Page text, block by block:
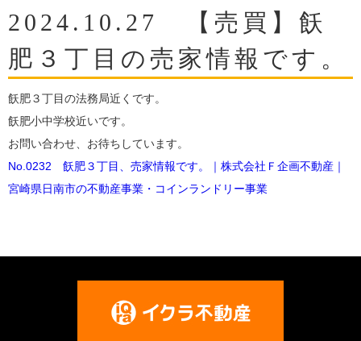
2024.10.27 【売買】飫
肥３丁目の売家情報です。
飫肥３丁目の法務局近くです。
飫肥小中学校近いです。
お問い合わせ、お待ちしています。
No.0232 飫肥３丁目、売家情報です。｜株式会社Ｆ企画不動産｜
宮崎県日南市の不動産事業・コインランドリー事業